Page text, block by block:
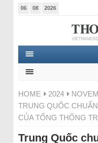
06 08 2026
HOME 2024
TRUNG QUỐC
CỦA TỔNG THỐNG
Trung Quốc